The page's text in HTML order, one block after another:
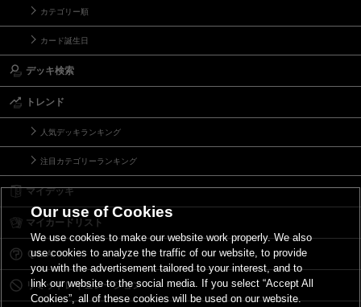
カテゴリー順
カード誕生日
デッキ検索
トレンド
人気デッキランキング
注目カテゴリーランキング
マイデッキ
マイカードリスト
Ｑ＆Ａ
リミットレギュレーション
Our use of Cookies
We use cookies to make our website work properly. We also
use cookies to analyze the traffic of our website, to provide
you with the advertisement tailored to your interest, and to
link our website to the social media. If you select “Accept All
Cookies”, all of these cookies will be used on our website.